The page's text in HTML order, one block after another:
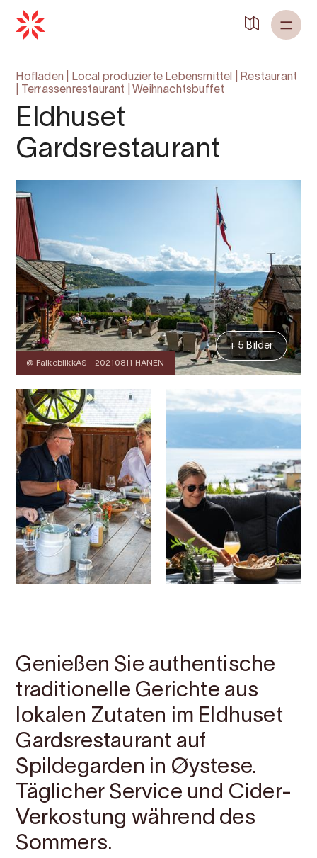
Hofladen Local produzierte Lebensmittel
Restaurant
Terrassenrestaurant Weihnachtsbuffet
Eldhuset
Gardsrestaurant
@ FalkeblikkAS - 20210811 HANEN
+ 5 Bilder
Genießen Sie authentische
traditionelle Gerichte aus
lokalen Zutaten im Eldhuset
Gardsrestaurant auf
Spildegarden in Øystese.
Täglicher Service und Cider-
Verkostung während des
Sommers.